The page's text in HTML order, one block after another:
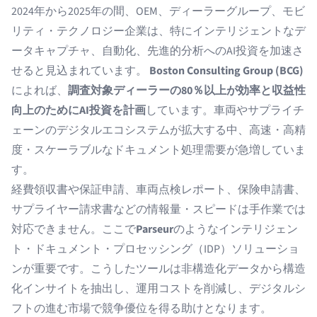
2024年から2025年の間、OEM、ディーラーグループ、モビ
リティ・テクノロジー企業は、特にインテリジェントなデ
ータキャプチャ、自動化、先進的分析へのAI投資を加速さ
せると見込まれています。 Boston Consulting Group (BCG)
によれば、 調査対象ディーラーの80％以上が効率と収益性
向上のためにAI投資を計画しています。車両やサプライチ
ェーンのデジタルエコシステムが拡大する中、高速・高精
度・スケーラブルなドキュメント処理需要が急増していま
す。
経費領収書や保証申請、車両点検レポート、保険申請書、
サプライヤー請求書などの情報量・スピードは手作業では
対応できません。ここでParseurのようなインテリジェン
ト・ドキュメント・プロセッシング（IDP）ソリューショ
ンが重要です。こうしたツールは非構造化データから構造
化インサイトを抽出し、運用コストを削減し、デジタルシ
フトの進む市場で競争優位を得る助けとなります。